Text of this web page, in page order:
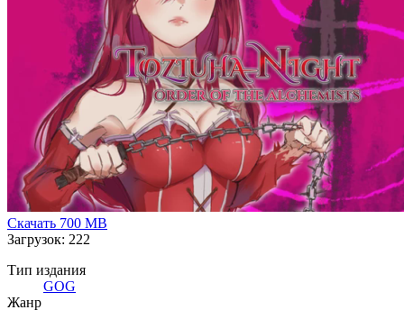
поддержке модов).
Больше игровых персонажей с разными механиками
игрового процесса.
Скачать 700 MB
Загрузок: 222
Тип издания
GOG
Жанр